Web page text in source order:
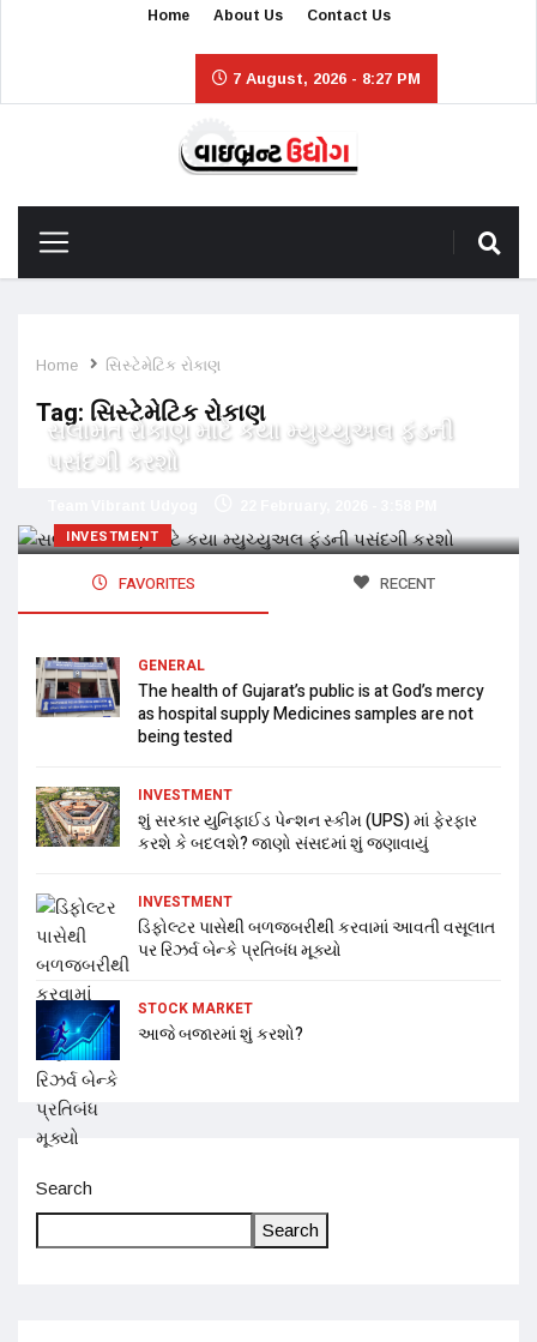
Home About Us Contact Us
7 August, 2026 - 8:27 PM
Home સિસ્ટેમેટિક રોકાણ
Tag: સિસ્ટેમેટિક રોકાણ
INVESTMENT
સલામત રોકાણ માટે કયા મ્યુચ્યુઅલ ફંડની
પસંદગી કરશો
FAVORITES RECENT
GENERAL
The health of Gujarat’s public is at God’s mercy
as hospital supply Medicines samples are not
being tested
INVESTMENT
શું સરકાર યુનિફાઈડ પેન્શન સ્કીમ (UPS) માં ફેરફાર
કરશે કે બદલશે? જાણો સંસદમાં શું જણાવાયું
INVESTMENT
ડિફોલ્ટર પાસેથી બળજબરીથી કરવામાં આવતી વસૂલાત
પર રિઝર્વ બેન્કે પ્રતિબંધ મૂક્યો
STOCK MARKET
આજે બજારમાં શું કરશો?
Search
Search